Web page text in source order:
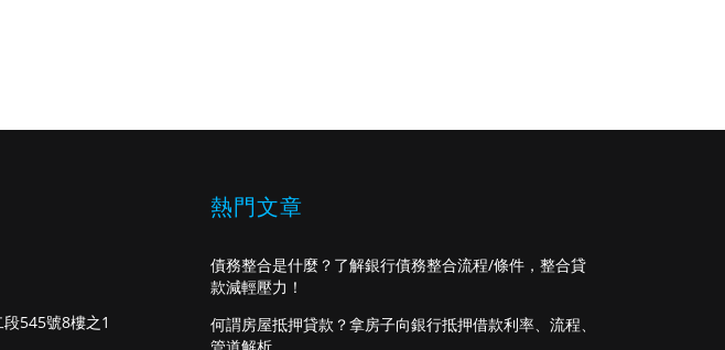
545號8樓之1
熱門文章
債務整合是什麼？了解銀行債務整合流程/條件，整合貸
款減輕壓力！
何謂房屋抵押貸款？拿房子向銀行抵押借款利率、流程、
管道解析